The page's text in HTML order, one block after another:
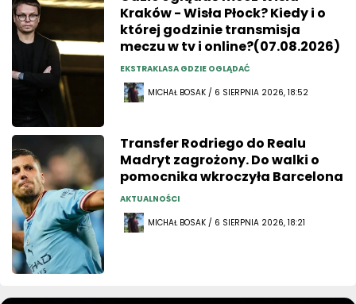
Kraków - Wisła Płock? Kiedy i o
której godzinie transmisja
meczu w tv i online?(07.08.2026)
EKSTRAKLASA GDZIE OGLĄDAĆ
MICHAŁ BOSAK / 6 SIERPNIA 2026, 18:52
Transfer Rodriego do Realu
Madryt zagrożony. Do walki o
pomocnika wkroczyła Barcelona
AKTUALNOŚCI
MICHAŁ BOSAK / 6 SIERPNIA 2026, 18:21